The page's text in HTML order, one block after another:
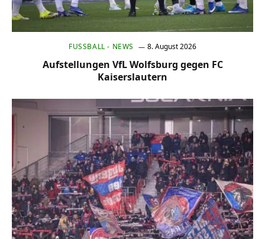
FUSSBALL - NEWS 8. August 2026
Aufstellungen VfL Wolfsburg gegen FC
Kaiserslautern